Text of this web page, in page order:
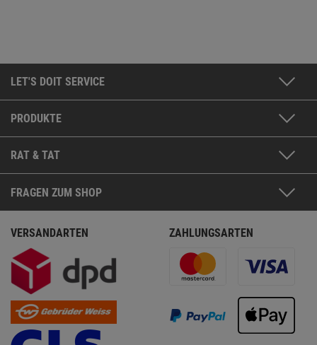
LET'S DOIT SERVICE
PRODUKTE
RAT & TAT
FRAGEN ZUM SHOP
VERSANDARTEN ZAHLUNGSARTEN